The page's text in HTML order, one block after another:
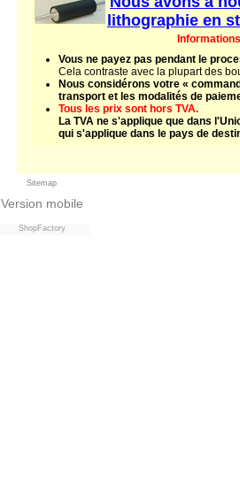
lithographie en
Vous ne payez pas pendant le
Cela contraste avec la plupart des
Nous considérons votre «
transport et les modalités de
Tous les prix sont hors TVA.
La TVA ne s'applique que dans
qui s'applique dans le pays de
Sitemap
Version mobile
ShopFactory